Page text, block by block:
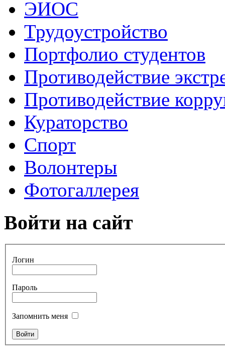
ЭИОС
Трудоустройство
Портфолио студентов
Противодействие
Противодействие
Кураторство
Спорт
Волонтеры
Фотогаллерея
Войти на сайт
Логин
Пароль
Запомнить меня